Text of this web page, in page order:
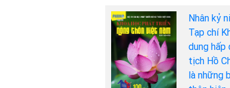
Nhân kỷ
Tạp chí
dung hấp
tịch Hồ
là những